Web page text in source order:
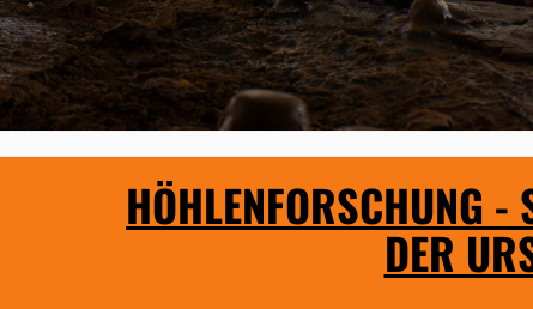
HÖHLENFORSCHUNG -
DER